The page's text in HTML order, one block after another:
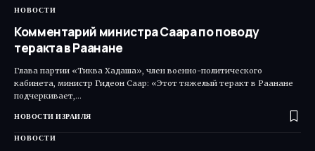
НОВОСТИ
Комментарий министра Саара по поводу
теракта в Раанане
Глава партии «Тиква Хадаша», член военно-политического
кабинета, министр Гидеон Саар: «Этот тяжелый теракт в Раанане
подчеркивает,…
НОВОСТИ ИЗРАИЛЯ
НОВОСТИ